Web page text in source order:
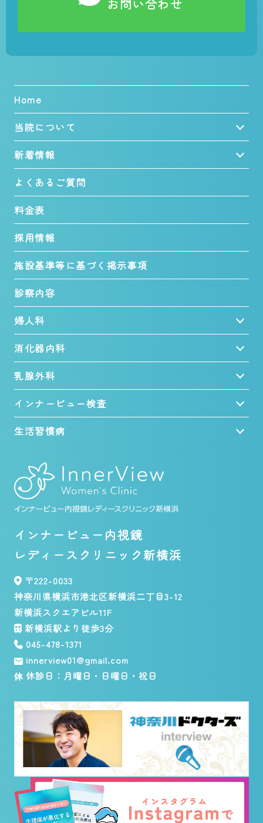
お問い合わせ
Home
当院について
新着情報
よくあるご質問
料金表
採用情報
施設基準等に基づく掲示事項
診察内容
婦人科
消化器内科
乳腺外科
インナービュー検査
生活習慣病
インナービュー内視鏡
レディースクリニック新横浜
〒222-0033
神奈川県横浜市港北区新横浜二丁目3-12
新横浜スクエアビル11F
新横浜駅より徒歩3分
045-478-1371
innerview01@gmail.com
休診日：月曜日・日曜日・祝日